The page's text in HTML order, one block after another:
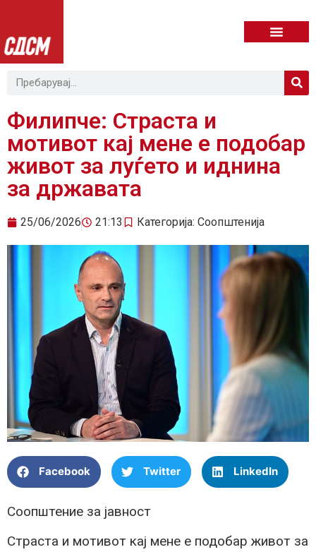
Филипче: Страста и
мотивот кај мене е подобар
живот за луѓето и иднина
за државата
25/06/2026 21:13 Категорија: Соопштенија
Facebook Twitter LinkedIn
Соопштение за јавност
Страста и мотивот кај мене е подобар живот за